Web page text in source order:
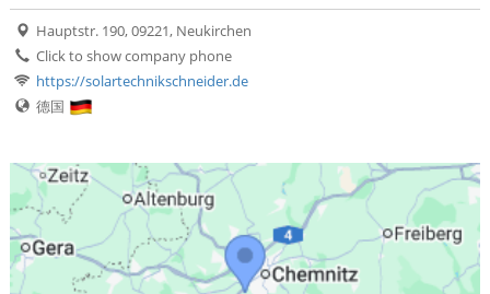
Hauptstr. 190, 09221, Neukirchen
Click to show company phone
https://solartechnikschneider.de
德国